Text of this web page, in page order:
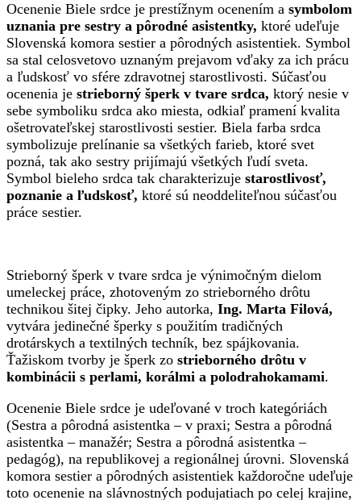
Ocenenie Biele srdce je prestížnym ocenením a symbolom
uznania pre sestry a pôrodné asistentky, ktoré udeľuje
Slovenská komora sestier a pôrodných asistentiek. Symbol
sa stal celosvetovo uznaným prejavom vďaky za ich prácu
a ľudskosť vo sfére zdravotnej starostlivosti. Súčasťou
ocenenia je strieborný šperk v tvare srdca, ktorý nesie v
sebe symboliku srdca ako miesta, odkiaľ pramení kvalita
ošetrovateľskej starostlivosti sestier. Biela farba srdca
symbolizuje prelínanie sa všetkých farieb, ktoré svet
pozná, tak ako sestry prijímajú všetkých ľudí sveta.
Symbol bieleho srdca tak charakterizuje starostlivosť,
poznanie a ľudskosť, ktoré sú neoddeliteľnou súčasťou
práce sestier.
Strieborný šperk v tvare srdca je výnimočným dielom
umeleckej práce, zhotoveným zo strieborného drôtu
technikou šitej čipky. Jeho autorka, Ing. Marta Filová,
vytvára jedinečné šperky s použitím tradičných
drotárskych a textilných techník, bez spájkovania.
Ťažiskom tvorby je šperk zo strieborného drôtu v
kombinácii s perlami, korálmi a polodrahokamami.
Ocenenie Biele srdce je udeľované v troch kategóriách
(Sestra a pôrodná asistentka – v praxi; Sestra a pôrodná
asistentka – manažér; Sestra a pôrodná asistentka –
pedagóg), na republikovej a regionálnej úrovni. Slovenská
komora sestier a pôrodných asistentiek každoročne udeľuje
toto ocenenie na slávnostných podujatiach po celej krajine,